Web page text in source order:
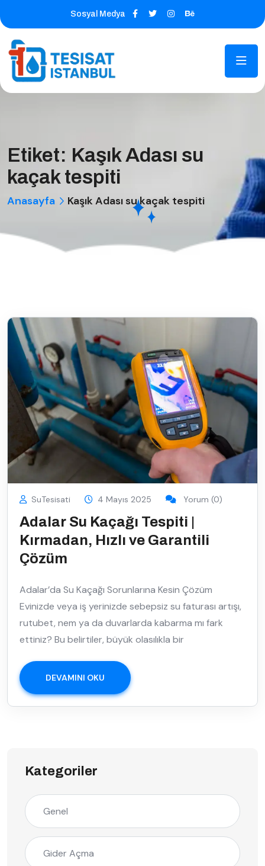
Sosyal Medya
Etiket: Kaşık Adası su
kaçak tespiti
Anasayfa Kaşık Adası su kaçak tespiti
SuTesisati 4 Mayıs 2025 Yorum (0)
Adalar Su Kaçağı Tespiti |
Kırmadan, Hızlı ve Garantili
Çözüm
Adalar’da Su Kaçağı Sorunlarına Kesin Çözüm
Evinizde veya iş yerinizde sebepsiz su faturası artışı,
rutubet, nem ya da duvarlarda kabarma mı fark
ettiniz? Bu belirtiler, büyük olasılıkla bir
DEVAMINI OKU
Kategoriler
Genel
Gider Açma